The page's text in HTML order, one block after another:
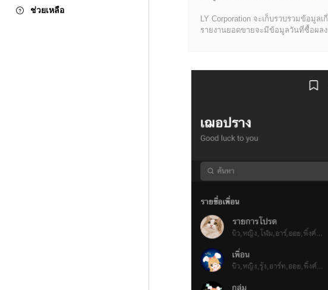
ช่วยเหลือ
LY Corporation จะเก็บรวบรวมข้อมูล
รายงานยอดขายจะมีข้อมูลวันที่ซื้อผล